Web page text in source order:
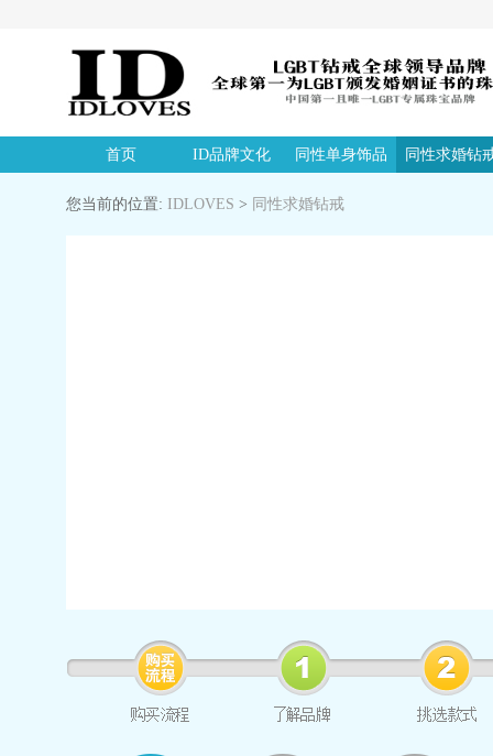
首页 ID品牌文化 同性单身饰品 同性求婚钻
您当前的位置: IDLOVES > 同性求婚钻戒